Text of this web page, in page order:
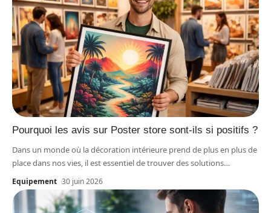
Pourquoi les avis sur Poster store sont-ils si positifs ?
Dans un monde où la décoration intérieure prend de plus en plus de
place dans nos vies, il est essentiel de trouver des solutions…
Equipement 30 juin 2026